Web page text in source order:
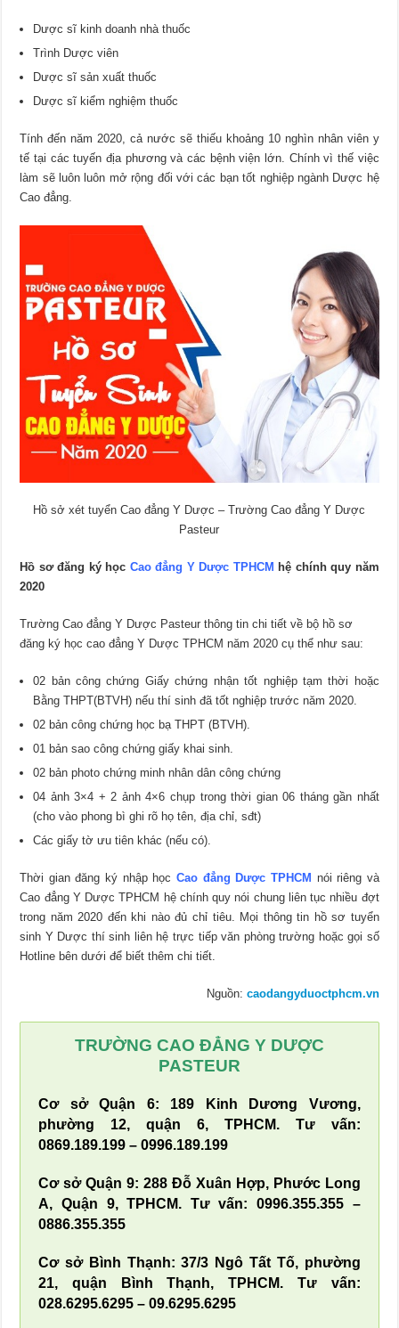
Dược sĩ kinh doanh nhà thuốc
Trình Dược viên
Dược sĩ sản xuất thuốc
Dược sĩ kiểm nghiệm thuốc
Tính đến năm 2020, cả nước sẽ thiếu khoảng 10 nghìn nhân viên y
tế tại các tuyến địa phương và các bệnh viện lớn. Chính vì thế việc
làm sẽ luôn luôn mở rộng đối với các bạn tốt nghiệp ngành Dược hệ
Cao đẳng.
Hồ sở xét tuyển Cao đẳng Y Dược – Trường Cao đẳng Y Dược
Pasteur
Hồ sơ đăng ký học Cao đẳng Y Dược TPHCM hệ chính quy năm
2020
Trường Cao đẳng Y Dược Pasteur thông tin chi tiết về bộ hồ sơ
đăng ký học cao đẳng Y Dược TPHCM năm 2020 cụ thể như sau:
02 bản công chứng Giấy chứng nhận tốt nghiệp tạm thời hoặc
Bằng THPT(BTVH) nếu thí sinh đã tốt nghiệp trước năm 2020.
02 bản công chứng học bạ THPT (BTVH).
01 bản sao công chứng giấy khai sinh.
02 bản photo chứng minh nhân dân công chứng
04 ảnh 3×4 + 2 ảnh 4×6 chụp trong thời gian 06 tháng gần nhất
(cho vào phong bì ghi rõ họ tên, địa chỉ, sđt)
Các giấy tờ ưu tiên khác (nếu có).
Thời gian đăng ký nhập học Cao đẳng Dược TPHCM nói riêng và
Cao đẳng Y Dược TPHCM hệ chính quy nói chung liên tục nhiều đợt
trong năm 2020 đến khi nào đủ chỉ tiêu. Mọi thông tin hồ sơ tuyển
sinh Y Dược thí sinh liên hệ trực tiếp văn phòng trường hoặc gọi số
Hotline bên dưới để biết thêm chi tiết.
Nguồn: caodangyduoctphcm.vn
TRƯỜNG CAO ĐẲNG Y DƯỢC
PASTEUR
Cơ sở Quận 6: 189 Kinh Dương Vương,
phường 12, quận 6, TPHCM. Tư vấn:
0869.189.199 – 0996.189.199
Cơ sở Quận 9: 288 Đỗ Xuân Hợp, Phước Long
A, Quận 9, TPHCM. Tư vấn: 0996.355.355 –
0886.355.355
Cơ sở Bình Thạnh: 37/3 Ngô Tất Tố, phường
21, quận Bình Thạnh, TPHCM. Tư vấn:
028.6295.6295 – 09.6295.6295